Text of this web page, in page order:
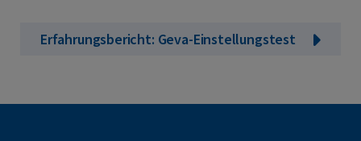
Erfahrungsbericht: Geva-Einstellungstest